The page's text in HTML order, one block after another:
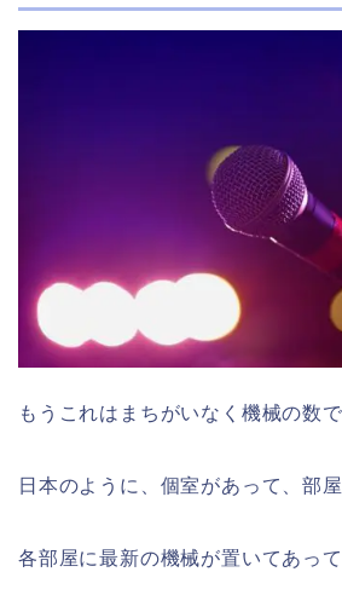
もうこれはまちがいなく機械の数で
日本のように、個室があって、部
各部屋に最新の機械が置いてあって